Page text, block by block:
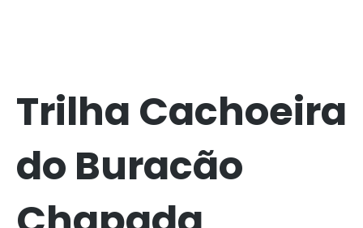
Trilha Cachoeira
do Buracão